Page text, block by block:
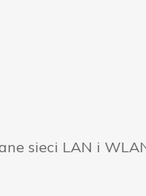
sieci LAN i